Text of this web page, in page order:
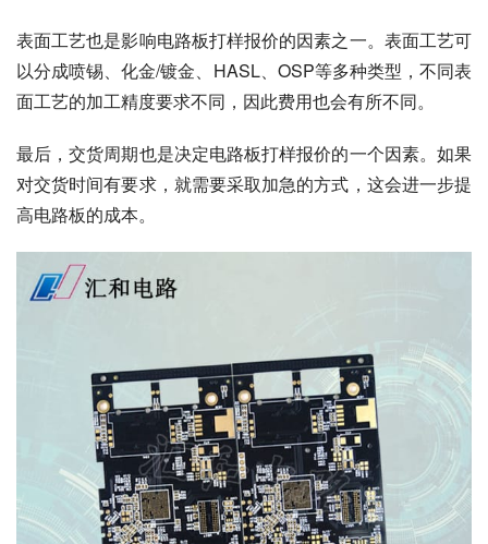
表面工艺也是影响电路板打样报价的因素之一。表面工艺可
以分成喷锡、化金/镀金、HASL、OSP等多种类型，不同表
面工艺的加工精度要求不同，因此费用也会有所不同。
最后，交货周期也是决定电路板打样报价的一个因素。如果
对交货时间有要求，就需要采取加急的方式，这会进一步提
高电路板的成本。